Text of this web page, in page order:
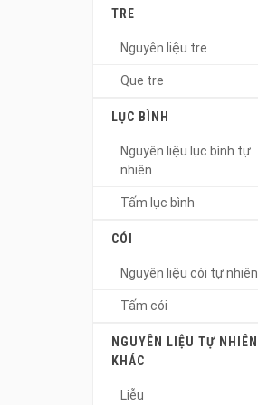
TRE
Nguyên liệu tre
Que tre
LỤC BÌNH
Nguyên liệu lục bình tự
nhiên
Tấm lục bình
CÓI
Nguyên liệu cói tự nhiên
Tấm cói
NGUYÊN LIỆU TỰ NHIÊN
KHÁC
Liễu